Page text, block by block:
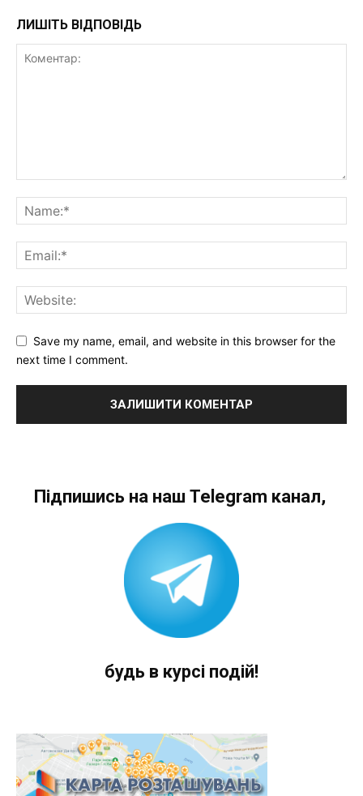
ЛИШІТЬ ВІДПОВІДЬ
Save my name, email, and website in this browser for the
next time I comment.
Підпишись на наш Telegram канал,
будь в курсі подій!